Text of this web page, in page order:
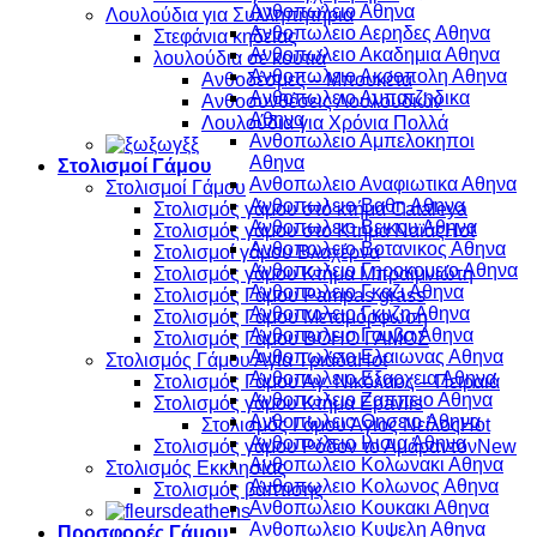
Λουλούδια για Συλληπητήρια
Στεφάνια κηδείας
λουλούδια σέ κουτιά
Ανθοδέσμες – Μπουκέτα
Ανθοσυνθέσεις Λουλουδιών
Λουλούδια για Χρόνια Πολλά
Στολισμοί Γάμου
Στολισμοί Γάμου
Στολισμός γάμου στό κτήμα Cataleya
Στολισμός γάμου στο Κτήμα Ναϊάς
Στολισμοί γάμου Βλαχέρνα
Στολισμός γάμου Κτήμα Μπραϊμνιώτη
Στολισμός Γάμου Pampas grass
Στολισμός Γάμου Μεταμόρφωση
Στολισμός Γάμου BOHO ΓΑΜΟΣ
Στολισμός Γάμου Αγία Τριάδα
Στολισμός Γάμου Άγ. Νικόλαος – Πειραιά
Στολισμός γάμου Κτήμα Epavlis
Στολισμός Γάμου Άγιος Νείλος
Στολισμός γάμου Ρόδον το Αμάραντον
Στολισμός Εκκλησίας
Στολισμός βάπτισης
Προσφορές Γάμου
Ανθοπωλειο Αθηνα
Ανθοπωλειο Αερηδες Αθηνα
Ανθοπωλειο Ακαδημια Αθηνα
Ανθοπωλειο Ακροπολη Αθηνα
Ανθοπωλειο Αμπατζηδικα
Αθηνα
Ανθοπωλειο Αμπελοκηποι
Αθηνα
Ανθοπωλειο Αναφιωτικα Αθηνα
Ανθοπωλειο Βαθη Αθηνα
Ανθοπωλειο Βεικου Αθηνα
Ανθοπωλειο Βοτανικος Αθηνα
Ανθοπωλειο Γηροκομειο Αθηνα
Ανθοπωλειο Γκαζι Αθηνα
Ανθοπωλειο Γκυζη Αθηνα
Ανθοπωλειο Γουβα Αθηνα
Ανθοπωλειο Ελαιωνας Αθηνα
Ανθοπωλειο Εξαρχεια Αθηνα
Ανθοπωλειο Ζαππειο Αθηνα
Ανθοπωλειο Θησειο Αθηνα
Ανθοπωλειο Ιλισια Αθηνα
Ανθοπωλειο Κολωνακι Αθηνα
Ανθοπωλειο Κολωνος Αθηνα
Ανθοπωλειο Κουκακι Αθηνα
Ανθοπωλειο Κυψελη Αθηνα